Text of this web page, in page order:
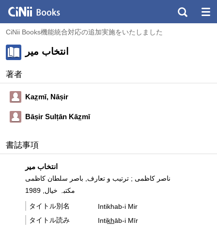
CiNii Books機能統合対応の追加実施をいたしました
انتخاب میر
著者
Kaz̤mī, Nāṣir
Bāṣir Sulṭān Kāz̤mī
書誌事項
انتخاب میر
ناصر کاظمی ; ترتیب و تعارف, باصر سلطان کاظمی
مکتبہ خیال, 1989
タイトル別名
Intikhab-i Mir
タイトル読み
Intik̲h̲āb-i Mīr